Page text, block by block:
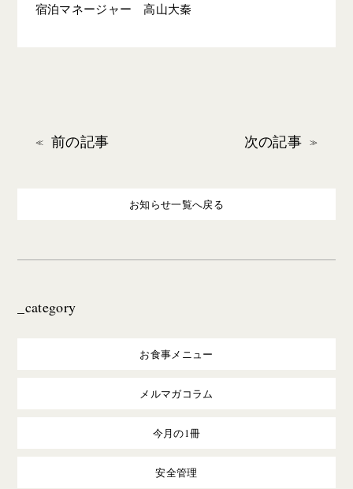
宿泊マネージャー 高山大秦
前の記事 次の記事
お知らせ一覧へ戻る
_category
お食事メニュー
メルマガコラム
今月の1冊
安全管理